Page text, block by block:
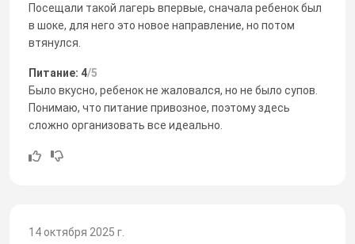
Посещали такой лагерь впервые, сначала ребенок был
в шоке, для него это новое направление, но потом
втянулся.
Питание: 4/5
Было вкусно, ребенок не жаловался, но не было супов.
Понимаю, что питание привозное, поэтому здесь
сложно организовать все идеально.
14 октября 2025 г.